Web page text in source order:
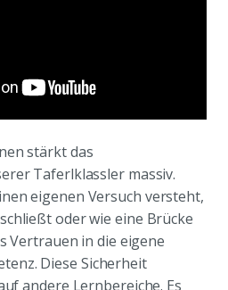
stärkt das
Taferlklassler massiv.
eigenen Versuch versteht,
oder wie eine Brücke
Vertrauen in die eigene
Diese Sicherheit
andere Lernbereiche. Es